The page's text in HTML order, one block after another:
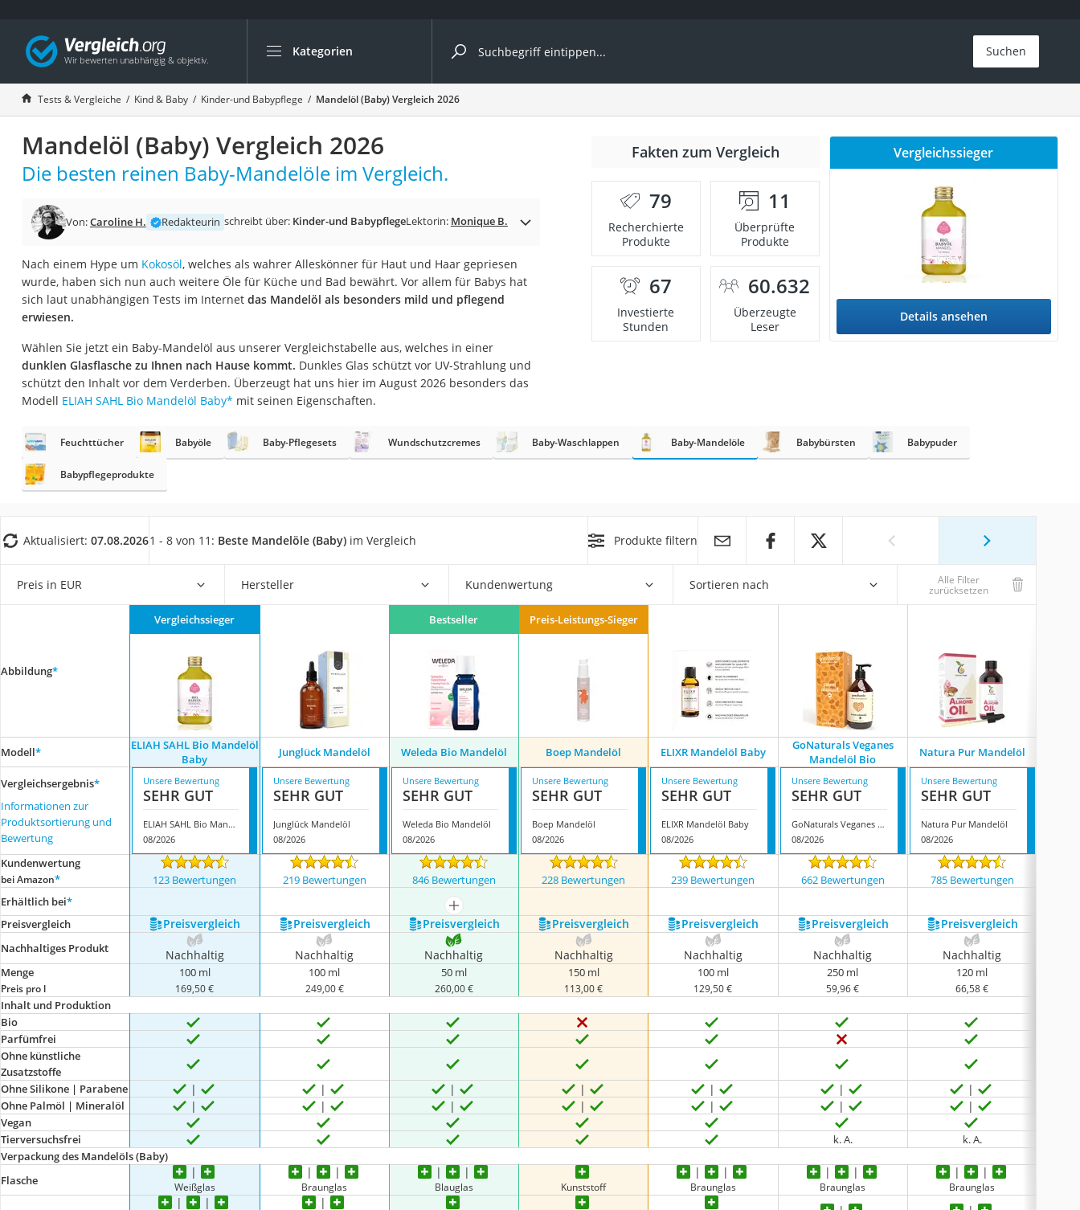
Kategorien
Die beliebtesten Vergleiche nach Kategorie
Kind & Baby
Babyphone mit 2 Kameras
Walkie-Talkie Kinder
Kindermatratzen
Rollschuhe für Kinder
Laufrad
Kinderschubkarre
Kinderuhr
Babyphone
Treppenschutzgitter
Kinderroller 3 Räder
Barfußschuhe Kinder
Kinder-Mikroskop
Ferngesteuerter Hubschrauber
Suchen
Tests & Vergleiche Kind & Baby Kinder-und Babypflege Mandelöl (Baby) Vergleich 2026
Mandelöl (Baby) Vergleich 2026
Die besten reinen Baby-Mandelöle im Vergleich.
Von:Caroline H. Redakteurin schreibt über: Kinder-und BabypflegeLektorin: Monique B.
Nach einem Hype um Kokosöl, welches als wahrer Alleskönner für Haut und Haar gepriesen
wurde, haben sich nun auch weitere Öle für Küche und Bad bewährt. Vor allem für Babys hat
sich laut unabhängigen Tests im Internet das Mandelöl als besonders mild und pflegend
erwiesen.
Wählen Sie jetzt ein Baby-Mandelöl aus unserer Vergleichstabelle aus, welches in einer
dunklen Glasflasche zu Ihnen nach Hause kommt. Dunkles Glas schützt vor UV-Strahlung und
schützt den Inhalt vor dem Verderben. Überzeugt hat uns hier im August 2026 besonders das
Modell ELIAH SAHL Bio Mandelöl Baby* mit seinen Eigenschaften.
Fakten zum Vergleich
79
Recherchierte
Produkte
11
Überprüfte
Produkte
67
Investierte
Stunden
60.632
Überzeugte
Leser
Vergleichssieger
Details ansehen
Feuchttücher Babyöle Baby-Pflegesets Wundschutzcremes Baby-Waschlappen Baby-Mandelöle Babybürsten Babypuder
Babypflegeprodukte
Aktualisiert: 07.08.20261 - 8 von 11: Beste Mandelöle (Baby) im Vergleich Produkte filtern
Preis in EUR Hersteller Kundenwertung Sortieren nach Alle Filter
zurücksetzen
Abbildung*
Vergleichssieger Bestseller Preis-Leistungs-Sieger
Modell*
ELIAH SAHL Bio Mandelöl
Baby
Junglück Mandelöl Weleda Bio Mandelöl Boep Mandelöl ELIXR Mandelöl Baby
GoNaturals Veganes
Mandelöl Bio
Natura Pur Mandelöl
Vergleichsergebnis*
Informationen zur
Produktsortierung und
Bewertung
Unsere Bewertung
SEHR GUT
ELIAH SAHL Bio Mandelöl Baby
08/2026
Unsere Bewertung
SEHR GUT
Junglück Mandelöl
08/2026
Unsere Bewertung
SEHR GUT
Weleda Bio Mandelöl
08/2026
Unsere Bewertung
SEHR GUT
Boep Mandelöl
08/2026
Unsere Bewertung
SEHR GUT
ELIXR Mandelöl Baby
08/2026
Unsere Bewertung
SEHR GUT
GoNaturals Veganes Mandelöl Bio
08/2026
Unsere Bewertung
SEHR GUT
Natura Pur Mandelöl
08/2026
Kundenwertung
bei Amazon* 123 Bewertungen 219 Bewertungen 846 Bewertungen 228 Bewertungen 239 Bewertungen 662 Bewertungen 785 Bewertungen
Erhältlich bei*
mehr anzeigen
Preis­vergleich
Preis­vergleich Preis­vergleich Preis­vergleich Preis­vergleich Preis­vergleich Preis­vergleich Preis­vergleich
Nachhaltiges Produkt Nachhaltig Nachhaltig Nachhaltig Nachhaltig Nachhaltig Nachhaltig Nachhaltig
Menge
Preis pro l
100 ml
169,50 €
100 ml
249,00 €
50 ml
260,00 €
150 ml
113,00 €
100 ml
129,50 €
250 ml
59,96 €
120 ml
66,58 €
Inhalt und Produktion
Bio
Parfümfrei
Ohne künstliche
Zusatzstoffe
Ohne Silikone | Parabene
Ohne Palmöl | Mineralöl
Vegan
Tierversuchsfrei
k. A.
k. A.
Verpackung des Mandelöls (Baby)
Flasche
Weißglas Braunglas Blauglas Kunststoff Braunglas Braunglas Braunglas